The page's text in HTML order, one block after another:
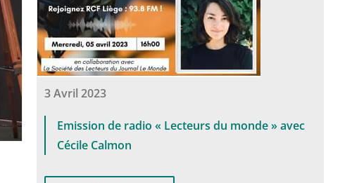
3 Avril 2023
Emission de radio « Lecteurs du monde » avec
Cécile Calmon